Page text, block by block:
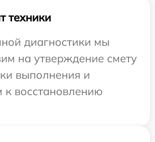
техники
диагностики мы
на утверждение смету
выполнения и
к восстановлению